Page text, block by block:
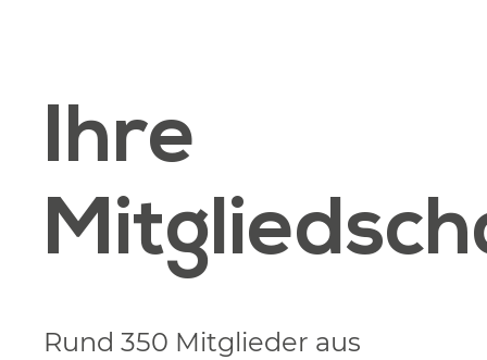
Ihre
Rund 350 Mitglieder aus